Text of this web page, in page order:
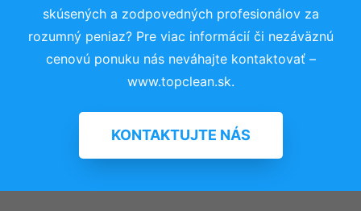
skúsených a zodpovedných profesionálov za
rozumný peniaz? Pre viac informácií či nezáväznú
cenovú ponuku nás neváhajte kontaktovať –
www.topclean.sk.
KONTAKTUJTE NÁS